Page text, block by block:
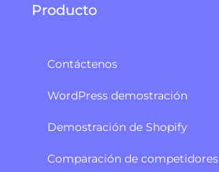
Producto
Contáctenos
WordPress demostración
Demostración de Shopify
Comparación de competidores